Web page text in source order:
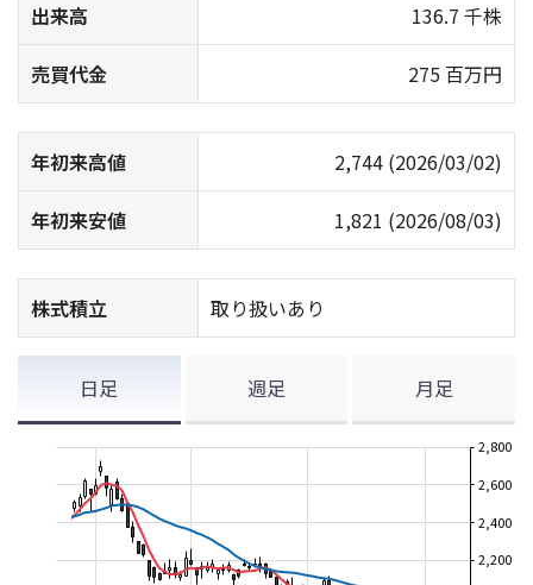
出来高 136.7 千株
売買代金 275 百万円
年初来高値 2,744 (2026/03/02)
年初来安値 1,821 (2026/08/03)
株式積立 取り扱いあり
日足 週足 月足
2,200
2,400
2,600
2,800